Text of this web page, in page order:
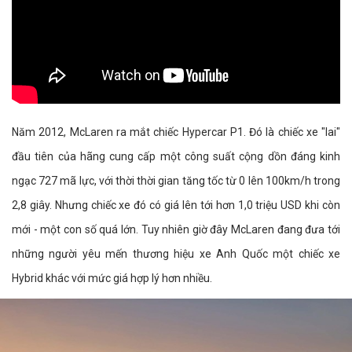
Năm 2012, McLaren ra mắt chiếc Hypercar P1. Đó là chiếc xe "lai"
đầu tiên của hãng cung cấp một công suất cộng dồn đáng kinh
ngạc 727 mã lực, với thời thời gian tăng tốc từ 0 lên 100km/h trong
2,8 giây. Nhưng chiếc xe đó có giá lên tới hơn 1,0 triệu USD khi còn
mới - một con số quá lớn. Tuy nhiên giờ đây McLaren đang đưa tới
những người yêu mến thương hiệu xe Anh Quốc một chiếc xe
Hybrid khác với mức giá hợp lý hơn nhiều.